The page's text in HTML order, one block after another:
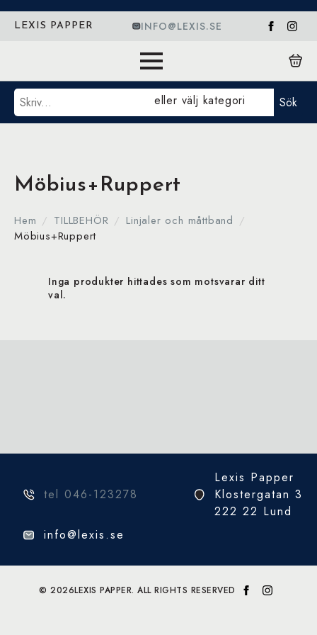
LEXIS PAPPER INFO@LEXIS.SE
Sök eller välj kategori Sök
Möbius+Ruppert
Hem TILLBEHÖR
Linjaler och måttband
Möbius+Ruppert
Inga produkter hittades som motsvarar ditt
val.
tel 046-123278
Lexis Papper
Klostergatan 3
222 22 Lund
info@lexis.se
© 2026LEXIS PAPPER. ALL RIGHTS RESERVED